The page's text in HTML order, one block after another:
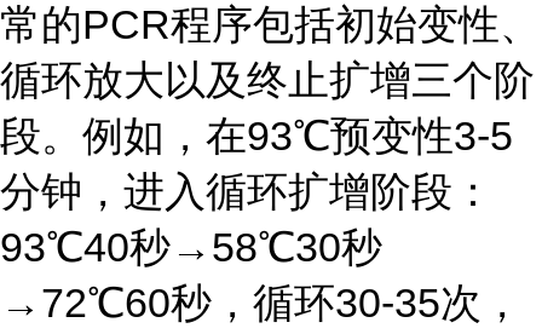
常的PCR程序包括初始变性、
循环放大以及终止扩增三个阶
段。例如，在93℃预变性3-5
分钟，进入循环扩增阶段：
93℃40秒→58℃30秒
→72℃60秒，循环30-35次，